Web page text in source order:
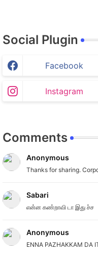
Social Plugin
Facebook
Instagram
Comments
Anonymous
Thanks for sharing.
Sabari
என்ன கண்றாவி டா இது ச்ச
Anonymous
ENNA PAZHAKKAM DA